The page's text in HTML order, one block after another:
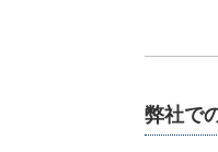
弊社で